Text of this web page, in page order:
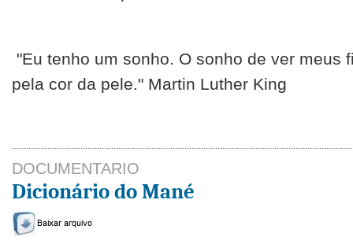
"Eu tenho um sonho. O sonho de ver meus
pela cor da pele." Martin Luther King
DOCUMENTARIO
Dicionário do Mané